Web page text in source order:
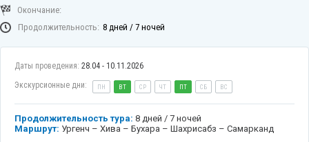
Окончание:
Продолжительность: 8 дней / 7 ночей
Даты проведения: 28.04 - 10.11.2026
Экскурсионные дни:
ПН ВТ СР ЧТ ПТ СБ ВС
Продолжительность тура: 8 дней / 7 ночей
Маршрут: Ургенч – Хива – Бухара – Шахрисабз – Самарканд